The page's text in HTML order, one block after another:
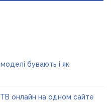
моделі бувають і як
онлайн на одном сайте